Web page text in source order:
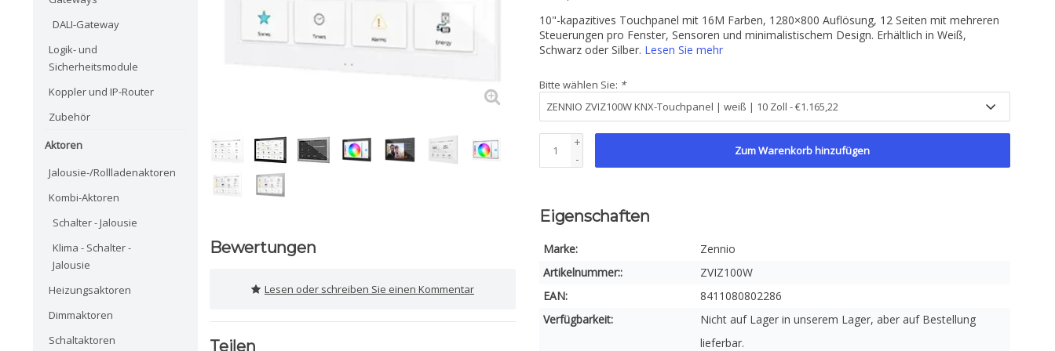
DALI-Gateway
Logik- und
Sicherheitsmodule
Koppler und IP-Router
Zubehör
Aktoren
Jalousie-/Rollladenaktoren
Kombi-Aktoren
Schalter - Jalousie
Klima - Schalter -
Jalousie
Heizungsaktoren
Dimmaktoren
Schaltaktoren
Bewertungen
Lesen oder schreiben Sie einen Kommentar
Teilen
10"-kapazitives Touchpanel mit 16M Farben, 1280×800 Auflösung, 12 Seiten mit mehreren
Steuerungen pro Fenster, Sensoren und minimalistischem Design. Erhältlich in Weiß,
Schwarz oder Silber. Lesen Sie mehr
Bitte wählen Sie: *
+
-
Zum Warenkorb hinzufügen
Eigenschaften
Marke:
Zennio
Artikelnummer::
ZVIZ100W
EAN:
8411080802286
Verfügbarkeit:
Nicht auf Lager in unserem Lager, aber auf Bestellung
lieferbar.